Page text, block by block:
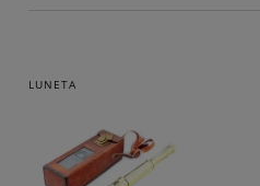
LUNETA